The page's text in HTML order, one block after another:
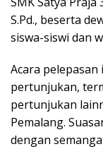
S.Pd., beserta
siswa-siswi dan
Acara
pertunjukan,
pertunjukan
Pemalang.
dengan